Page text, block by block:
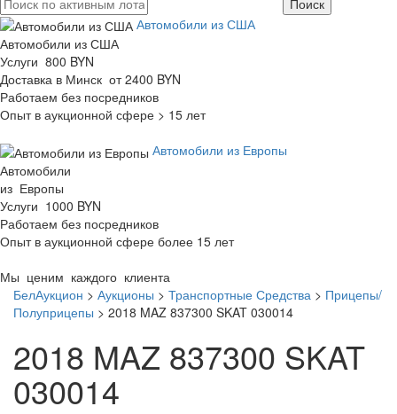
Автомобили из США
Автомобили из США
Услуги 800 BYN
Доставка в Минск от 2400 BYN
Работаем без посредников
Опыт в аукционной сфере > 15 лет
Автомобили из Европы
Автомобили
из Европы
Услуги 1000 BYN
Работаем без посредников
Опыт в аукционной сфере более 15 лет
Мы ценим каждого клиента
БелАукцион > Аукционы > Транспортные Средства > Прицепы/
Полуприцепы > 2018 MAZ 837300 SKAT 030014
2018 MAZ 837300 SKAT
030014